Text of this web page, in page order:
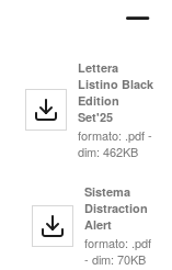
Lettera
Listino Black
Edition
Set'25
formato: .pdf -
dim: 462KB
Sistema
Distraction
Alert
formato: .pdf
- dim: 70KB